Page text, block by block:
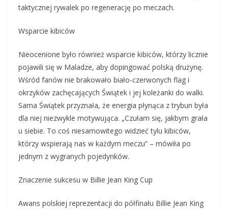
taktycznej rywalek po regenerację po meczach.
Wsparcie kibiców
Nieocenione było również wsparcie kibiców, którzy licznie
pojawili się w Maladze, aby dopingować polską drużynę.
Wśród fanów nie brakowało biało-czerwonych flag i
okrzyków zachęcających Świątek i jej koleżanki do walki.
Sama Świątek przyznała, że energia płynąca z trybun była
dla niej niezwykle motywująca. „Czułam się, jakbym grała
u siebie. To coś niesamowitego widzieć tylu kibiców,
którzy wspierają nas w każdym meczu” – mówiła po
jednym z wygranych pojedynków.
Znaczenie sukcesu w Billie Jean King Cup
Awans polskiej reprezentacji do półfinału Billie Jean King